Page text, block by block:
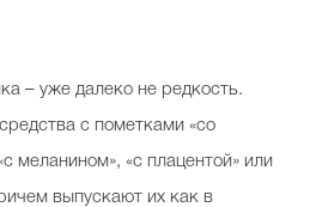
– уже далеко не редкость.
с пометками «со
меланином», «с плацентой» или
выпускают их как в